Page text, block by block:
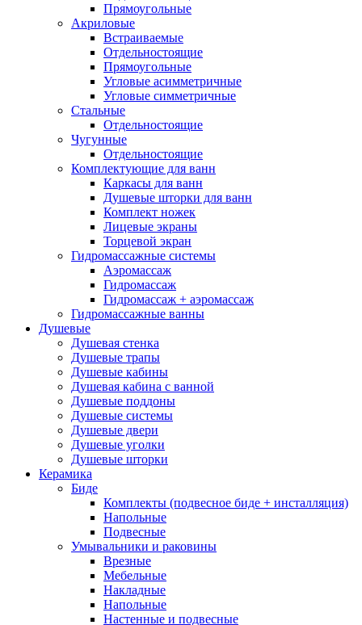
Душевые поддоны
Душевые системы
Душевые двери
Душевые уголки
Душевые шторки(0)
Керамика(195)
Биде
Комплекты (подвесное биде +
Напольные
Умывальники и раковины
Врезные(1) Мебельные
Накладные
Настенные и подвесные
На пьедесталах
Унитазы (118)
Комплектующие
Инсталляции для унитазов
Комплекты (подвесной унитаз +
инсталляция)
инсталляция)
Напольные
Приставные
Смесители(166)
Смесители для гигиенического душа
Смесители для биде
Смесители для ванны
Смесители для душа
Смесители для умывальника
Душевые системы(26)
Brands+
Abber(10)
Adema(5)
Alex Baitler(3)
Прямоугольные
Акриловые
Встраиваемые
Отдельностоящие
Прямоугольные
Угловые асимметричные
Угловые симметричные
Стальные
Отдельностоящие
Чугунные
Отдельностоящие
Комплектующие для ванн
Каркасы для ванн
Душевые шторки для ванн
Комплект ножек
Лицевые экраны
Торцевой экран
Гидромассажные системы
Аэромассаж
Гидромассаж
Гидромассаж + аэромассаж
Гидромассажные ванны
Душевые
Душевая стенка
Душевые трапы
Душевые кабины
Душевая кабина с ванной
Душевые поддоны
Душевые системы
Душевые двери
Душевые уголки
Душевые шторки
Керамика
Биде
Комплекты (подвесное биде + инсталляция)
Напольные
Подвесные
Умывальники и раковины
Врезные
Мебельные
Накладные
Напольные
Настенные и подвесные